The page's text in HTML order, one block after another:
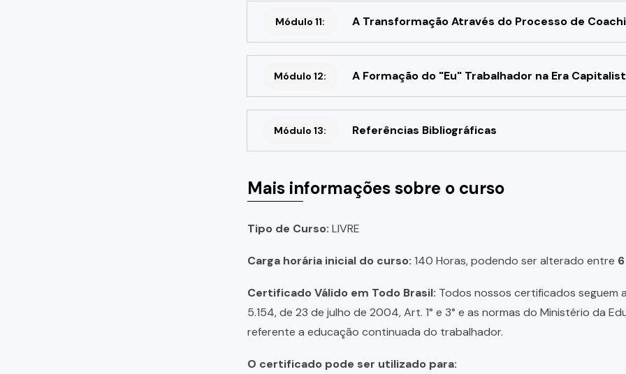
Módulo 11: A Transformação Através do Processo de
Módulo 12: A Formação do "Eu" Trabalhador na Era
Módulo 13: Referências Bibliográficas
Mais informações sobre o curso
Tipo de Curso: LIVRE
Carga horária inicial do curso: 140 Horas, podendo ser alterado entre 6
Certificado Válido em Todo Brasil: Todos nossos certificados seguem
5.154, de 23 de julho de 2004, Art. 1° e 3° e as normas do Ministério da
referente a educação continuada do trabalhador.
O certificado pode ser utilizado para: